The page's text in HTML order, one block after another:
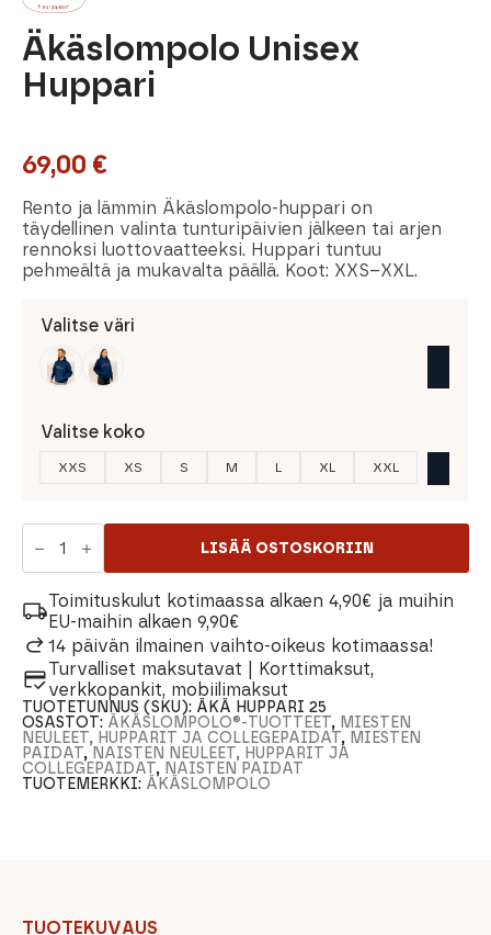
Äkäslompolo Unisex
Huppari
69,00 €
Rento ja lämmin Äkäslompolo-huppari on
täydellinen valinta tunturipäivien jälkeen tai arjen
rennoksi luottovaatteeksi. Huppari tuntuu
pehmeältä ja mukavalta päällä. Koot: XXS–XXL.
Valitse väri
Valitse koko
XXS XS S M L XL XXL
Äkäslompolo
Unisex
Huppari
LISÄÄ OSTOSKORIIN
Toimituskulut kotimaassa alkaen 4,90€ ja muihin
EU-maihin alkaen 9,90€
14 päivän ilmainen vaihto-oikeus kotimaassa!
Turvalliset maksutavat | Korttimaksut,
verkkopankit, mobiilimaksut
TUOTETUNNUS (SKU): ÄKÄ HUPPARI 25
OSASTOT: ÄKÄSLOMPOLO®-TUOTTEET, MIESTEN
NEULEET, HUPPARIT JA COLLEGEPAIDAT, MIESTEN
PAIDAT, NAISTEN NEULEET, HUPPARIT JA
COLLEGEPAIDAT, NAISTEN PAIDAT
TUOTEMERKKI: ÄKÄSLOMPOLO
TUOTEKUVAUS